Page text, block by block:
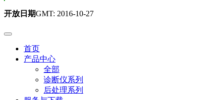
开放日期GMT: 2016-10-27
首页
产品中心
全部
诊断仪系列
后处理系列